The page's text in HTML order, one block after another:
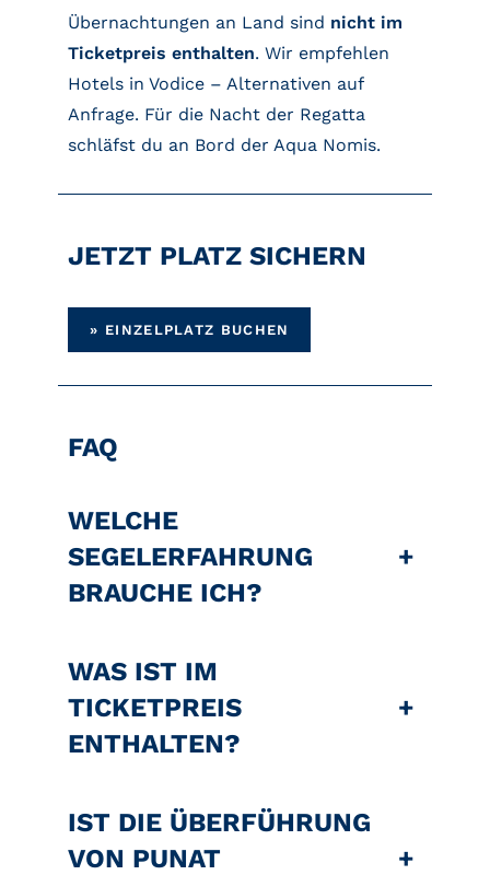
Übernachtungen an Land sind nicht im
Ticketpreis enthalten. Wir empfehlen
Hotels in Vodice – Alternativen auf
Anfrage. Für die Nacht der Regatta
schläfst du an Bord der Aqua Nomis.
JETZT PLATZ SICHERN
» EINZELPLATZ BUCHEN
FAQ
WELCHE
SEGELERFAHRUNG
BRAUCHE ICH?
+
WAS IST IM
TICKETPREIS
ENTHALTEN?
+
IST DIE ÜBERFÜHRUNG
VON PUNAT
+